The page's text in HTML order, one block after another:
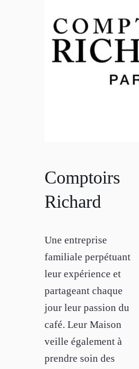
Comptoirs
Richard
Une entreprise
familiale perpétuant
leur expérience et
partageant chaque
jour leur passion du
café. Leur Maison
veille également à
prendre soin des